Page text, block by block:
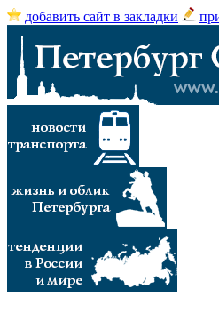
добавить сайт в закладки